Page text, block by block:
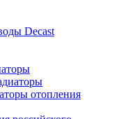
Decast
отопления